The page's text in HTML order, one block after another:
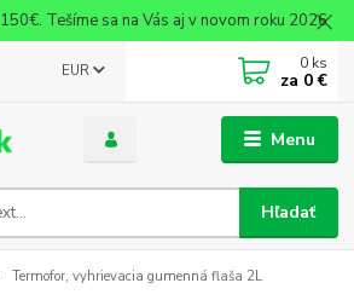
Tešíme sa na Vás aj v novom roku 2026
Menu
EUR
Hľadať
0 ks
za 0 €
Termofor, vyhrievacia gumenná flaša 2L